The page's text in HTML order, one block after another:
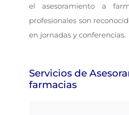
el asesoramiento a
profesionales son
en jornadas y conferencias.
Servicios de
farmacias